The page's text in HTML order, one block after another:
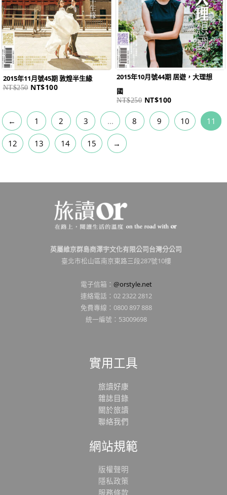
2015年11月號45期 敦煌半生緣
NT$250 NT$100
2015年10月號44期 居遊，大理想
國
NT$250 NT$100
← 1 2 3 ... 8 9 10 11
12 13 14 15 →
英屬維京群島商澤宇文化有限公司台灣分公司
臺北市松山區南京東路三段287號10樓
電子信箱： @orstyle.net
連絡電話：02 2322 2812
免費專線：0800 897 888
統一編號：53009698
實用工具
旅讀好康
雜誌目錄
關於旅讀
聯絡我們
網站規範
版權聲明
隱私政策
服務條款